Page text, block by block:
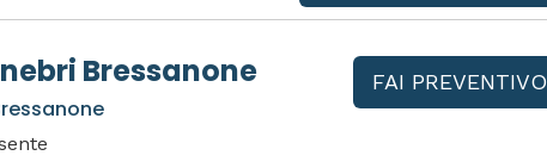
Bressanone FAI PREVENTIVO